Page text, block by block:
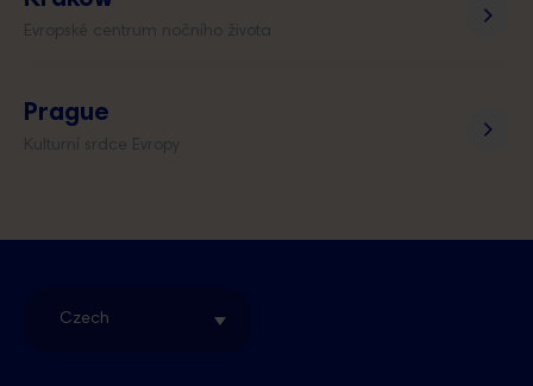
Evropské centrum nočního života
Prague
Kulturní srdce Evropy
Czech